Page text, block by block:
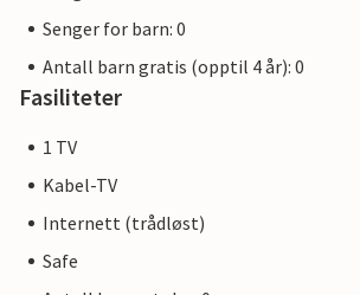
Senger for barn: 0
Antall barn gratis (opptil 4 år): 0
Fasiliteter
1 TV
Kabel-TV
Internett (trådløst)
Safe